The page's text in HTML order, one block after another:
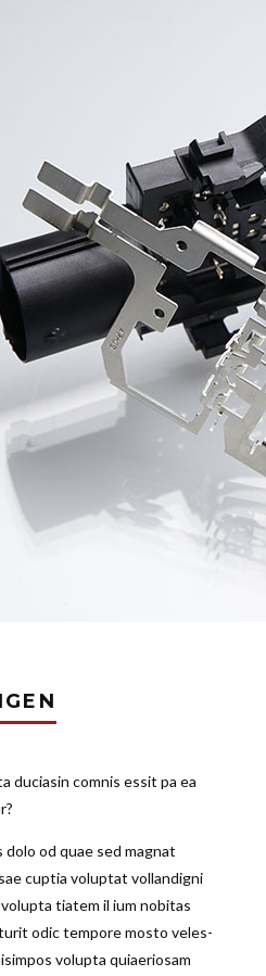
duciasin comnis essit pa ea
od quae sed magnat
cuptia voluptat voll­an­digni
tiatem il ium nobitas
odic tempore mosto vele­s­
volupta qui­ae­riosam